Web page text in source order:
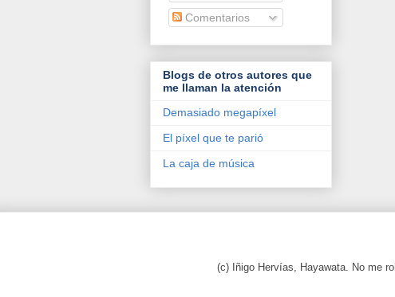
Comentarios
Blogs de otros autores que
me llaman la atención
Demasiado megapíxel
El píxel que te parió
La caja de música
(c) Iñigo Hervías, Hayawata. No me